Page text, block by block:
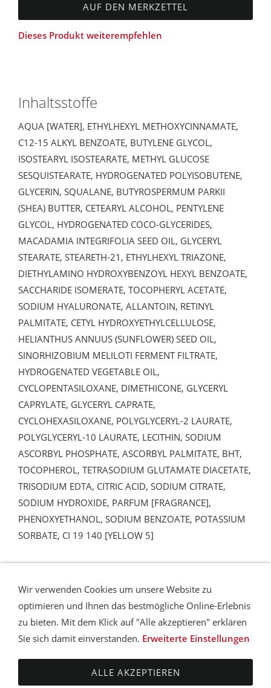
AUF DEN MERKZETTEL
Dieses Produkt weiterempfehlen
Inhaltsstoffe
AQUA [WATER], ETHYLHEXYL METHOXYCINNAMATE,
C12-15 ALKYL BENZOATE, BUTYLENE GLYCOL,
ISOSTEARYL ISOSTEARATE, METHYL GLUCOSE
SESQUISTEARATE, HYDROGENATED POLYISOBUTENE,
GLYCERIN, SQUALANE, BUTYROSPERMUM PARKII
(SHEA) BUTTER, CETEARYL ALCOHOL, PENTYLENE
GLYCOL, HYDROGENATED COCO-GLYCERIDES,
MACADAMIA INTEGRIFOLIA SEED OIL, GLYCERYL
STEARATE, STEARETH-21, ETHYLHEXYL TRIAZONE,
DIETHYLAMINO HYDROXYBENZOYL HEXYL BENZOATE,
SACCHARIDE ISOMERATE, TOCOPHERYL ACETATE,
SODIUM HYALURONATE, ALLANTOIN, RETINYL
PALMITATE, CETYL HYDROXYETHYLCELLULOSE,
HELIANTHUS ANNUUS (SUNFLOWER) SEED OIL,
SINORHIZOBIUM MELILOTI FERMENT FILTRATE,
HYDROGENATED VEGETABLE OIL,
CYCLOPENTASILOXANE, DIMETHICONE, GLYCERYL
CAPRYLATE, GLYCERYL CAPRATE,
CYCLOHEXASILOXANE, POLYGLYCERYL-2 LAURATE,
POLYGLYCERYL-10 LAURATE, LECITHIN, SODIUM
ASCORBYL PHOSPHATE, ASCORBYL PALMITATE, BHT,
TOCOPHEROL, TETRASODIUM GLUTAMATE DIACETATE,
TRISODIUM EDTA, CITRIC ACID, SODIUM CITRATE,
SODIUM HYDROXIDE, PARFUM [FRAGRANCE],
PHENOXYETHANOL, SODIUM BENZOATE, POTASSIUM
SORBATE, CI 19 140 [YELLOW 5]
CREMEGEL, 50 ML
VERSANDBEDINGUNGEN
ZAHLUNGSMÖGLICHKEITEN
SITEMAP COOKIES
Wir verwenden Cookies um unsere Website zu
optimieren und Ihnen das bestmögliche Online-Erlebnis
zu bieten. Mit dem Klick auf "Alle akzeptieren" erklären
Sie sich damit einverstanden. Erweiterte Einstellungen
ALLE AKZEPTIEREN